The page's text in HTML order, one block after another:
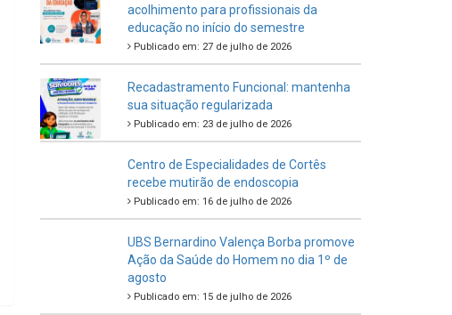
acolhimento para profissionais da
educação no início do semestre
Publicado em: 27 de julho de 2026
Recadastramento Funcional: mantenha
sua situação regularizada
Publicado em: 23 de julho de 2026
Centro de Especialidades de Cortês
recebe mutirão de endoscopia
Publicado em: 16 de julho de 2026
UBS Bernardino Valença Borba promove
Ação da Saúde do Homem no dia 1º de
agosto
Publicado em: 15 de julho de 2026